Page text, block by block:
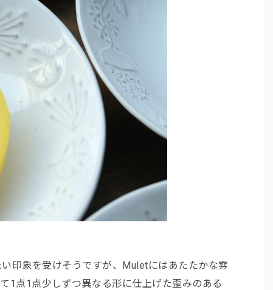
印象を受けそうですが、Muletにはあたたかな雰
1点1点少しずつ異なる形に仕上げた歪みのある